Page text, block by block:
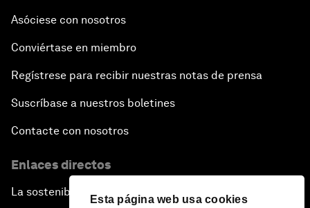
Esta página web usa cookies
Asóciese con nosotros
Conviértase en miembro
Regístrese para recibir nuestras notas de prensa
Suscríbase a nuestros boletines
Contacte con nosotros
Enlaces directos
La sostenibilidad en el Foro